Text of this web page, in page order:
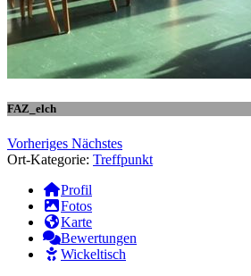
FAZ_elch
Vorheriges Nächstes
Ort-Kategorie: Treffpunkt
Profil
Fotos
Karte
Bewertungen
Wickeltisch